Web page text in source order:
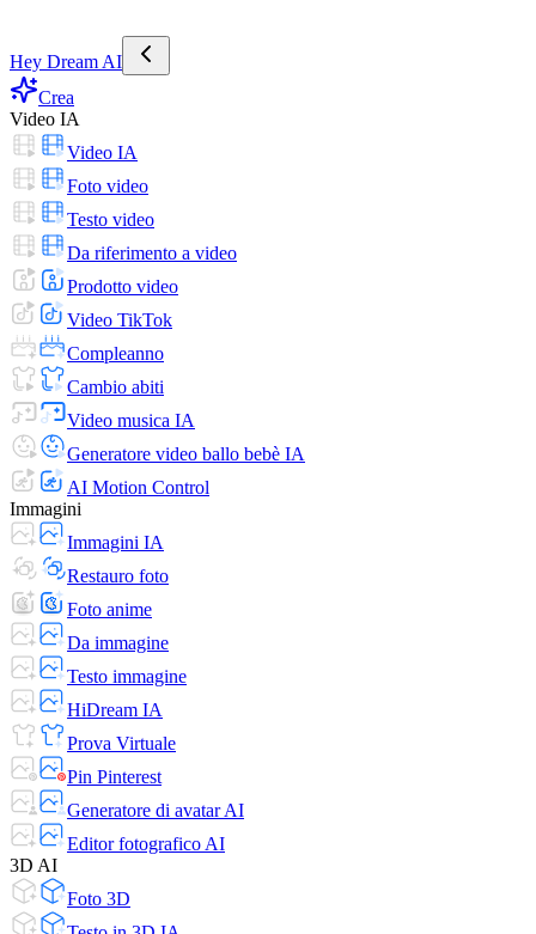
Hey Dream AI
Crea
Video IA
Video IA
Foto video
Testo video
Da riferimento a video
Prodotto video
Video TikTok
Compleanno
Cambio abiti
Video musica IA
Generatore video ballo bebè IA
AI Motion Control
Immagini
Immagini IA
Restauro foto
Foto anime
Da immagine
Testo immagine
HiDream IA
Prova Virtuale
Pin Pinterest
Generatore di avatar AI
Editor fotografico AI
3D AI
Foto 3D